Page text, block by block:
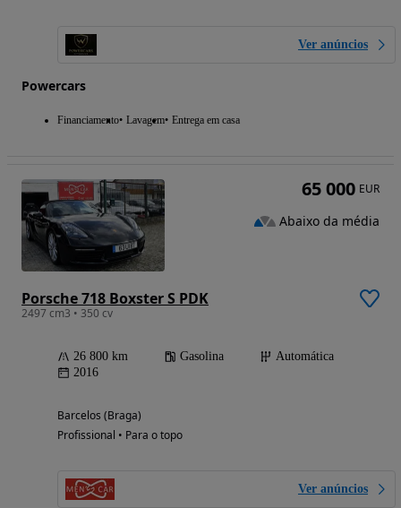
Ver anúncios
Powercars
Financiamento Lavagem Entrega em casa
Porsche 718 Boxster S PDK
2497 cm3 • 350 cv
26 800 km Gasolina
Automática
2016
Barcelos (Braga)
Profissional • Para o topo
Ver anúncios
65 000 EUR
Abaixo da média